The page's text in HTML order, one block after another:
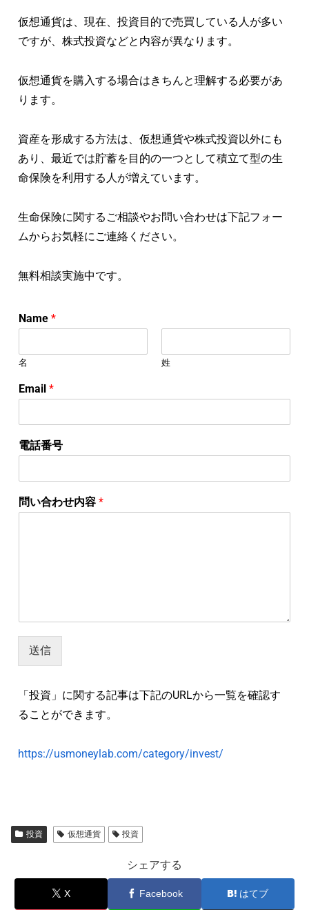
仮想通貨は、現在、投資目的で売買している人が多い
ですが、株式投資などと内容が異なります。
仮想通貨を購入する場合はきちんと理解する必要があ
ります。
資産を形成する方法は、仮想通貨や株式投資以外にも
あり、最近では貯蓄を目的の一つとして積立て型の生
命保険を利用する人が増えています。
生命保険に関するご相談やお問い合わせは下記フォー
ムからお気軽にご連絡ください。
無料相談実施中です。
Name *
名 姓
Email *
電話番号
問い合わせ内容 *
送信
「投資」に関する記事は下記のURLから一覧を確認す
ることができます。
https://usmoneylab.com/category/invest/
投資 仮想通貨 投資
シェアする
X Facebook はてブ